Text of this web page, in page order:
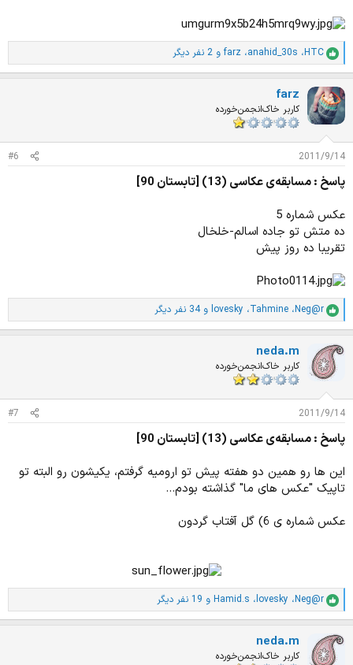
ا
م
ت
ی
ا
ز
ت
HTC، anahid_30s، farzو 2 نفر دیگر
farz
کاربر خاک‌انجمن‌خورده
2011/9/14
#6
پاسخ : مسابقه‌ی عکاسی (13) [تابستان 90]
عکس شماره 5
ده متش تو جاده اسالم-خلخال
تقریبا ده روز پیش
ا
م
ت
ی
ت
Neg@r، Tahmine، lovesky و 34 نفر دیگر
neda.m
کاربر خاک‌انجمن‌خورده
2011/9/14
#7
پاسخ : مسابقه‌ی عکاسی (13) [تابستان 90]
این ها رو همین دو هفته پیش تو ارومیه گرفتم، یکیشون رو البته تو
تاپیک "عکس های ما" گذاشته بودم...
عکس شماره ی 6) گل آفتاب گردون
ا
م
ت
ی
Neg@r، lovesky، Hamid.s و 19 نفر دیگر
neda.m
کاربر خاک‌انجمن‌خورده